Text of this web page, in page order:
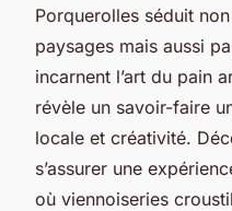
Porquerolles séduit
paysages mais aussi
incarnent l’art du pain
révèle un savoir-faire
locale et créativité.
s’assurer une
où viennoiseries